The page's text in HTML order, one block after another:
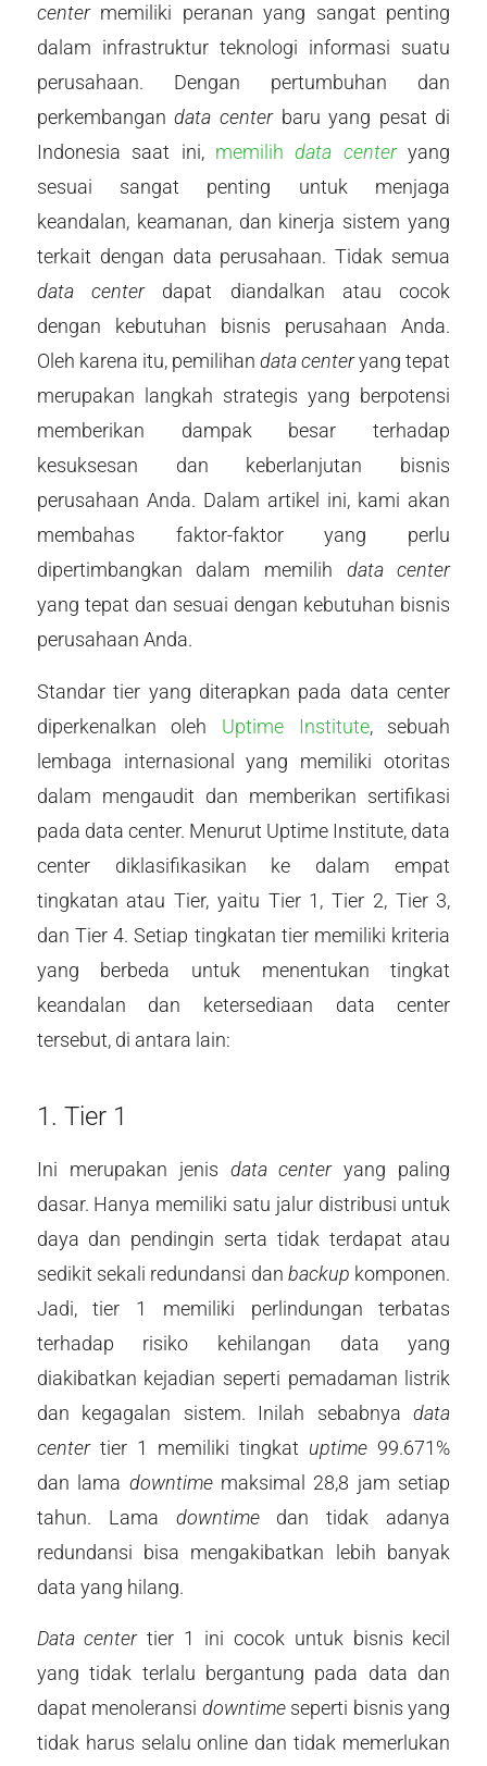
centermemiliki peranan yang sangat penting
dalam infrastruktur teknologi informasi suatu
perusahaan. Dengan pertumbuhan dan
perkembangandata centerbaru yang pesat di
Indonesia saat ini, memilihdata centeryang
sesuai sangat penting untuk menjaga
keandalan, keamanan, dan kinerja sistem yang
terkait dengan data perusahaan. Tidak semua
data centerdapat diandalkan atau cocok
dengan kebutuhan bisnis perusahaan Anda.
Oleh karena itu, pemilihandata centeryang tepat
merupakan langkah strategis yang berpotensi
memberikan dampak besar terhadap
kesuksesan dan keberlanjutan bisnis
perusahaan Anda. Dalam artikel ini, kami akan
membahas faktor-faktor yang perlu
dipertimbangkan dalam memilih data center
yang tepat dan sesuai dengan kebutuhan bisnis
perusahaan Anda.
Standar tier yang diterapkan pada data center
diperkenalkan oleh Uptime Institute, sebuah
lembaga internasional yang memiliki otoritas
dalam mengaudit dan memberikan sertifikasi
pada data center. Menurut Uptime Institute, data
center diklasifikasikan ke dalam empat
tingkatan atau Tier, yaitu Tier 1, Tier 2, Tier 3,
dan Tier 4. Setiap tingkatan tier memiliki kriteria
yang berbeda untuk menentukan tingkat
keandalan dan ketersediaan data center
tersebut, di antara lain:
1. Tier 1
Ini merupakan jenis data centeryang paling
dasar. Hanya memiliki satu jalur distribusi untuk
daya dan pendingin serta tidak terdapat atau
sedikit sekali redundansi danbackup komponen.
Jadi, tier 1 memiliki perlindungan terbatas
terhadap risiko kehilangan data yang
diakibatkan kejadian seperti pemadaman listrik
dan kegagalan sistem. Inilah sebabnyadata
centertier 1 memiliki tingkat uptime 99.671%
dan lama downtimemaksimal 28,8 jam setiap
tahun. Lama downtimedan tidak adanya
redundansi bisa mengakibatkan lebih banyak
data yang hilang.
Data centertier 1 ini cocok untuk bisnis kecil
yang tidak terlalu bergantung pada data dan
dapat menoleransi downtimeseperti bisnis yang
tidak harus selalu online dan tidak memerlukan